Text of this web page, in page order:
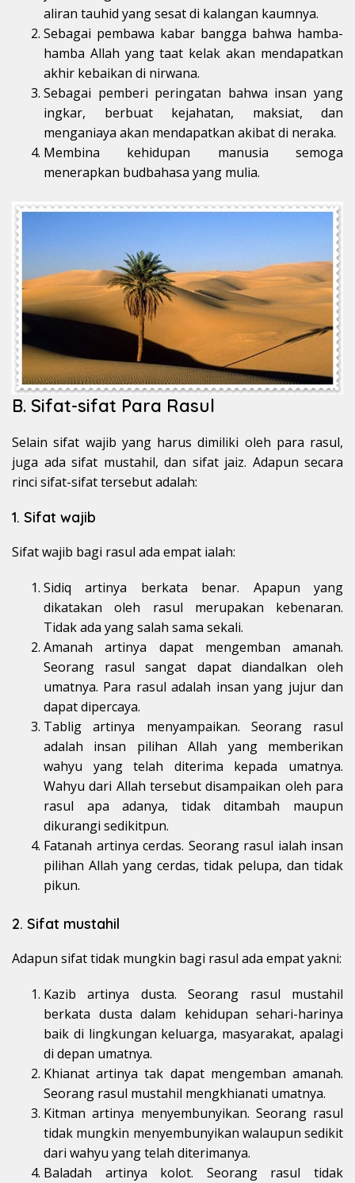
aliran tauhid yang sesat di kalangan kaumnya.
Sebagai pembawa kabar bangga bahwa hamba-
hamba Allah yang taat kelak akan mendapatkan
akhir kebaikan di nirwana.
Sebagai pemberi peringatan bahwa insan yang
ingkar, berbuat kejahatan, maksiat, dan
menganiaya akan mendapatkan akibat di neraka.
Membina kehidupan manusia semoga
menerapkan budbahasa yang mulia.
B. Sifat-sifat Para Rasul
Selain sifat wajib yang harus dimiliki oleh para rasul,
juga ada sifat mustahil, dan sifat jaiz. Adapun secara
rinci sifat-sifat tersebut adalah:
1. Sifat wajib
Sifat wajib bagi rasul ada empat ialah:
Sidiq artinya berkata benar. Apapun yang
dikatakan oleh rasul merupakan kebenaran.
Tidak ada yang salah sama sekali.
Amanah artinya dapat mengemban amanah.
Seorang rasul sangat dapat diandalkan oleh
umatnya. Para rasul adalah insan yang jujur dan
dapat dipercaya.
Tablig artinya menyampaikan. Seorang rasul
adalah insan pilihan Allah yang memberikan
wahyu yang telah diterima kepada umatnya.
Wahyu dari Allah tersebut disampaikan oleh para
rasul apa adanya, tidak ditambah maupun
dikurangi sedikitpun.
Fatanah artinya cerdas. Seorang rasul ialah insan
pilihan Allah yang cerdas, tidak pelupa, dan tidak
pikun.
2. Sifat mustahil
Adapun sifat tidak mungkin bagi rasul ada empat yakni:
Kazib artinya dusta. Seorang rasul mustahil
berkata dusta dalam kehidupan sehari-harinya
baik di lingkungan keluarga, masyarakat, apalagi
di depan umatnya.
Khianat artinya tak dapat mengemban amanah.
Seorang rasul mustahil mengkhianati umatnya.
Kitman artinya menyembunyikan. Seorang rasul
tidak mungkin menyembunyikan walaupun sedikit
dari wahyu yang telah diterimanya.
Baladah artinya kolot. Seorang rasul tidak